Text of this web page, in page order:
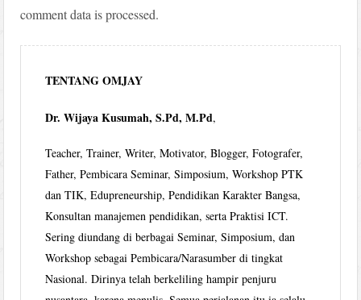
comment data is processed.
TENTANG OMJAY
Dr. Wijaya Kusumah, S.Pd, M.Pd,
Teacher, Trainer, Writer, Motivator, Blogger, Fotografer,
Father, Pembicara Seminar, Simposium, Workshop PTK
dan TIK, Edupreneurship, Pendidikan Karakter Bangsa,
Konsultan manajemen pendidikan, serta Praktisi ICT.
Sering diundang di berbagai Seminar, Simposium, dan
Workshop sebagai Pembicara/Narasumber di tingkat
Nasional. Dirinya telah berkeliling hampir penjuru